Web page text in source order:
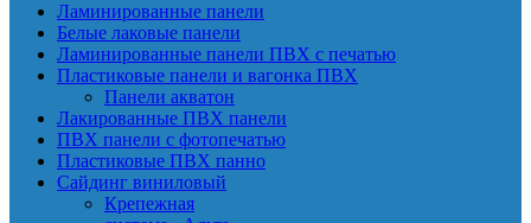
Ламинированные панели
Белые лаковые панели
Ламинированные панели ПВХ с печатью
Пластиковые панели и вагонка ПВХ
Панели акватон
Лакированные ПВХ панели
ПВХ панели с фотопечатью
Пластиковые ПВХ панно
Сайдинг виниловый
Крепежная